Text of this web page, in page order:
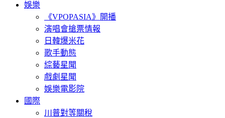
娛樂
《VPOPASIA》開播
演唱會搶票情報
日韓爆米花
歌手動態
綜藝星聞
戲劇星聞
娛樂電影院
國際
川普對等關稅